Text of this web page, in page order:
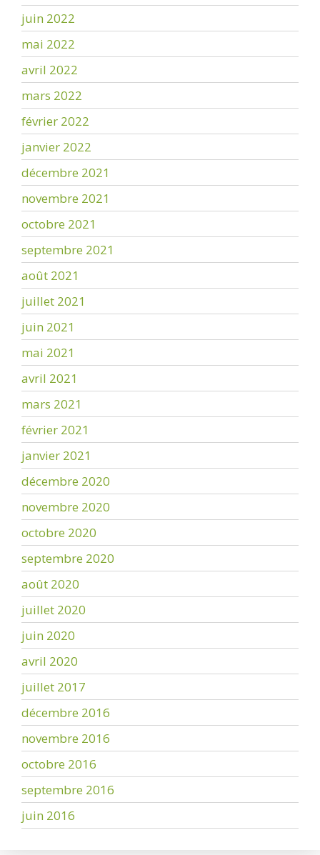
juin 2022
mai 2022
avril 2022
mars 2022
février 2022
janvier 2022
décembre 2021
novembre 2021
octobre 2021
septembre 2021
août 2021
juillet 2021
juin 2021
mai 2021
avril 2021
mars 2021
février 2021
janvier 2021
décembre 2020
novembre 2020
octobre 2020
septembre 2020
août 2020
juillet 2020
juin 2020
avril 2020
juillet 2017
décembre 2016
novembre 2016
octobre 2016
septembre 2016
juin 2016